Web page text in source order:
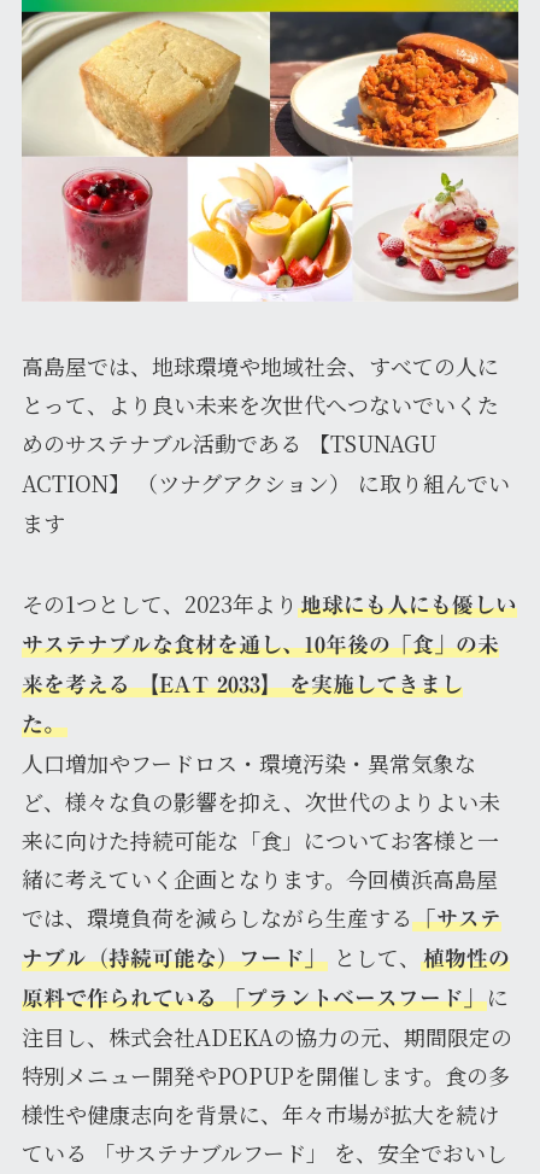
高島屋では、地球環境や地域社会、すべての人に
とって、より良い未来を次世代へつないでいくた
めのサステナブル活動である
【TSUNAGU
ACTION】 （ツナグアクション）
に取り組んでい
ます
その1つとして、2023年より 地球にも人にも優しい
サステナブルな食材を通し、10年後の「食」の未
来を考える 【EAT 2033】 を実施してきまし
た。
人口増加やフードロス・環境汚染・異常気象な
ど、様々な負の影響を抑え、次世代のよりよい未
来に向けた持続可能な「食」についてお客様と一
緒に考えていく企画となります。今回横浜高島屋
では、環境負荷を減らしながら生産する 「サステ
ナブル（持続可能な）フード」として、
植物性の
原料で作られている 「プラントベースフード」に
注目し、株式会社ADEKAの協力の元、期間限定の
特別メニュー開発やPOPUPを開催します。食の多
様性や健康志向を背景に、年々市場が拡大を続け
ている 「サステナブルフード」 を、安全でおいし